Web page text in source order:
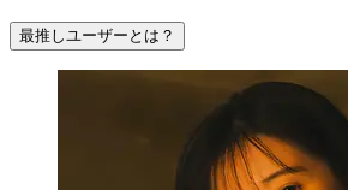
最推しユーザーとは？